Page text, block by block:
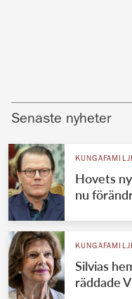
Senaste nyheter
Hovets
nu
Silvias
räddade